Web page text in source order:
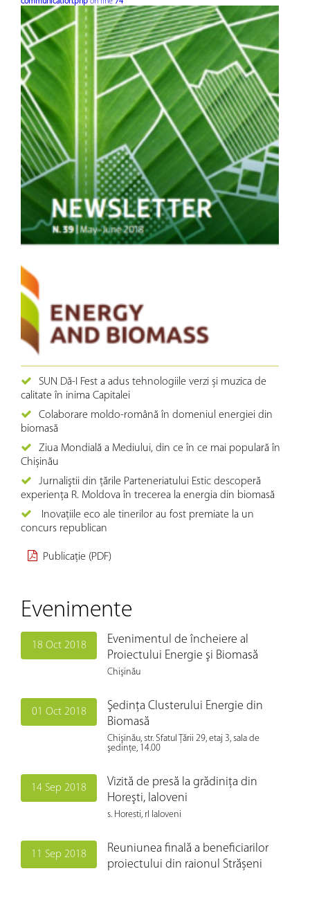
SUN Dă-I Fest a adus tehnologiile verzi și muzica de
calitate în inima Capitalei
Colaborare moldo-română în domeniul energiei din
biomasă
Ziua Mondială a Mediului, din ce în ce mai populară în
Chișinău
Jurnaliştii din ţările Parteneriatului Estic descoperă
experienţa R. Moldova în trecerea la energia din biomasă
Inovațiile eco ale tinerilor au fost premiate la un
concurs republican
Publicație (PDF)
Evenimente
18 Oct 2018
Evenimentul de încheiere al
Proiectului Energie şi Biomasă
Chişinău
01 Oct 2018
Şedinţa Clusterului Energie din
Biomasă
Chişinău, str. Sfatul Ţării 29, etaj 3, sala de
şedinţe, 14.00
14 Sep 2018
Vizită de presă la grădiniţa din
Horeşti, Ialoveni
s. Horesti, rl Ialoveni
11 Sep 2018
Reuniunea finală a beneficiarilor
proiectului din raionul Strășeni